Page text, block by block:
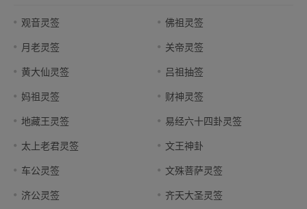
观音灵签 佛祖灵签
月老灵签 关帝灵签
黄大仙灵签 吕祖抽签
妈祖灵签 财神灵签
地藏王灵签 易经六十四卦灵签
太上老君灵签 文王神卦
车公灵签 文殊菩萨灵签
济公灵签 齐天大圣灵签